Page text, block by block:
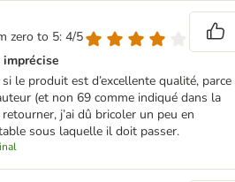
zero to 5: 4/5
le produit est d’excellente qualité, parce
(et non 69 comme indiqué dans la
j’ai dû bricoler un peu en
sous laquelle il doit passer.